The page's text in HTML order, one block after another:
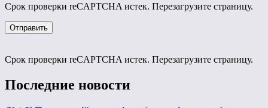
Срок проверки reCAPTCHA истек. Перезагрузите страницу.
Срок проверки reCAPTCHA истек. Перезагрузите страницу.
Последние новости